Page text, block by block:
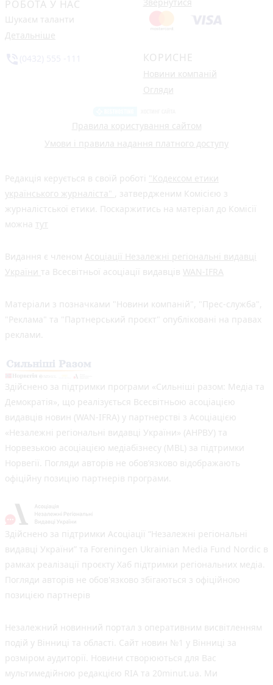
РОБОТА У НАС
Шукаєм таланти
Детальніше
КОРИСНЕ
Новини компаній
Огляди
Правила користування сайтом
Умови і правила надання платного доступу
Редакція керується в своїй роботі "Кодексом етики
українського журналіста" , затвердженим Комісією з
журналістської етики. Поскаржитись на матеріал до Комісії
можна тут
Видання є членом Асоціації Незалежні регіональні видавці
України та Всесвітньої асоціації видавців WAN-IFRA
Матеріали з позначками "Новини компаній", "Прес-служба",
"Реклама" та "Партнерський проєкт" опубліковані на правах
реклами.
Здійснено за підтримки програми «Сильніші разом: Медіа та
Демократія», що реалізується Всесвітньою асоціацією
видавців новин (WAN-IFRA) у партнерстві з Асоціацією
«Незалежні регіональні видавці України» (АНРВУ) та
Норвезькою асоціацією медіабізнесу (MBL) за підтримки
Норвегії. Погляди авторів не обов’язково відображають
офіційну позицію партнерів програми.
Здійснено за підтримки Асоціації “Незалежні регіональні
видавці України” та Foreningen Ukrainian Media Fund Nordic в
рамках реалізації проєкту Хаб підтримки регіональних медіа.
Погляди авторів не обов'язково збігаються з офіційною
позицією партнерів
Незалежний новинний портал з оперативним висвітленням
подій у Вінниці та області. Сайт новин №1 у Вінниці за
розміром аудиторії. Новини створюються для Вас
мультимедійною редакцією RIA та 20minut.ua. Ми